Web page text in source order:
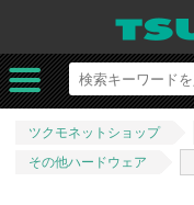
ツクモネットショップ
その他ハードウェア